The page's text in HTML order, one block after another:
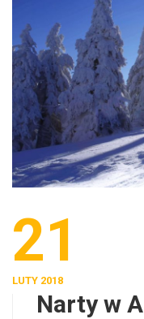
21
LUTY 2018
Narty w